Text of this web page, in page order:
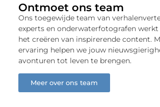
Ontmoet ons team
Ons toegewijde team van
experts en onderwaterfotografen werkt
het creëren van inspirerende content.
ervaring helpen we jouw
avonturen tot leven te brengen.
Meer over ons team